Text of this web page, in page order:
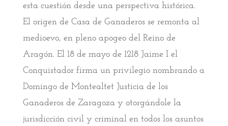
esta cuestión desde una perspectiva histórica.
El origen de Casa de Ganaderos se remonta al
medioevo, en pleno apogeo del Reino de
Aragón. El 18 de mayo de 1218 Jaime I el
Conquistador firma un privilegio nombrando a
Domingo de Montealtet Justicia de los
Ganaderos de Zaragoza y otorgándole la
jurisdicción civil y criminal en todos los asuntos